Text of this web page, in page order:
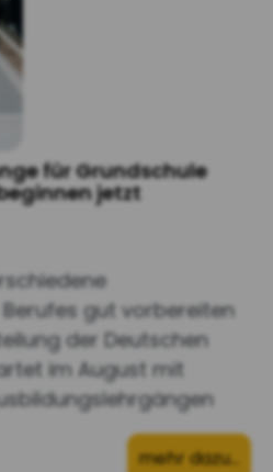
für Grundschule
jetzt
gut vorbereiten
der Deutschen
im August mit
mehr dazu…